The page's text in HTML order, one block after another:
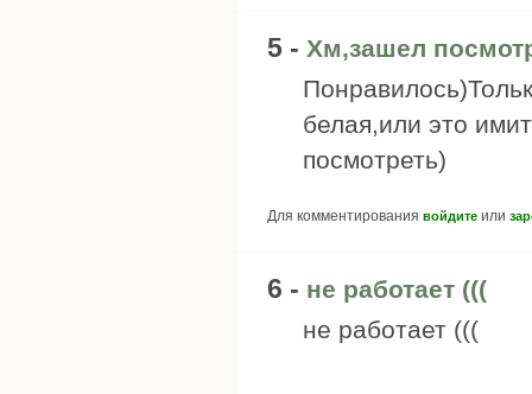
5 - Хм,зашел
белая,или это
посмотреть)
Для комментирования войдите или
6 - не работает (((
не работает (((